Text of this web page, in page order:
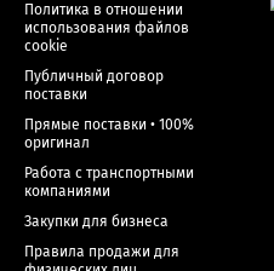
Политика в отношении
использования файлов
cookie
Публичный договор
поставки
Прямые поставки • 100%
оригинал
Работа с транспортными
компаниями
Закупки для бизнеса
Правила продажи для